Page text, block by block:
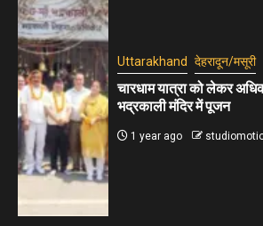
Uttarakhand देहरादून/मसूरी
चारधाम यात्रा को लेकर
भद्रकाली मंदिर में पूजन
1 year ago